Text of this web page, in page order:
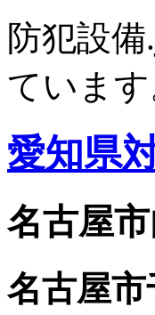
防犯設
ています
愛知県
名古屋
名古屋